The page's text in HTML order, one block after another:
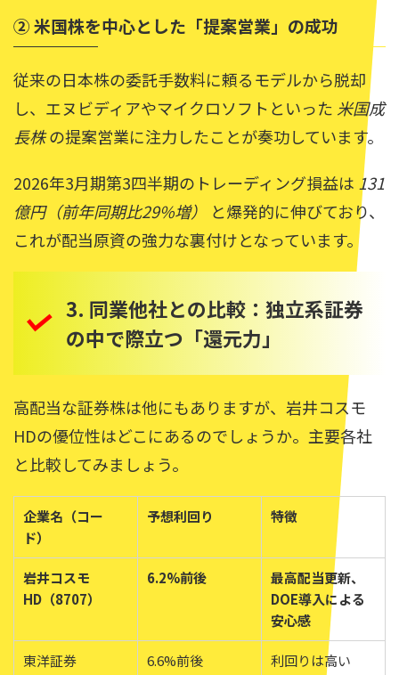
② 米国株を中心とした「提案営業」の成功
従来の日本株の委託手数料に頼るモデルから脱却
し、エヌビディアやマイクロソフトといった 米国成
長株の提案営業に注力したことが奏功しています。
2026年3月期第3四半期のトレーディング損益は 131
億円（前年同期比29%増）
と爆発的に伸びており、
これが配当原資の強力な裏付けとなっています。
3. 同業他社との比較：独立系証券
の中で際立つ「還元力」
高配当な証券株は他にもありますが、岩井コスモ
HDの優位性はどこにあるのでしょうか。主要各社
と比較してみましょう。
企業名（コー
ド）
予想利回り 特徴
岩井コスモ
HD（8707）
6.2%前後
最高配当更新、
DOE導入による
安心感
東洋証券
6.6%前後
利回りは高い